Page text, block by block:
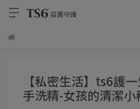
【私密生活】ts6護
手洗精-女孩的清潔小